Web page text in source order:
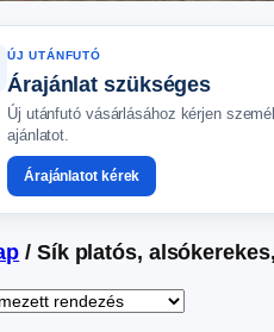
ÚJ UTÁNFUTÓ
Árajánlat szükséges
Új utánfutó vásárlásához kérjen
ajánlatot.
Árajánlatot kérek
/ Sík platós,